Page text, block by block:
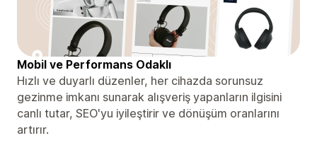
Mobil ve Performans Odaklı
Hızlı ve duyarlı düzenler, her cihazda sorunsuz
gezinme imkanı sunarak alışveriş yapanların ilgisini
canlı tutar, SEO'yu iyileştirir ve dönüşüm oranlarını
artırır.